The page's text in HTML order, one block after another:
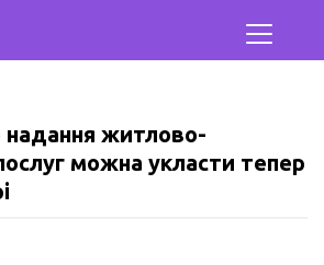
житлово-
можна укласти тепер